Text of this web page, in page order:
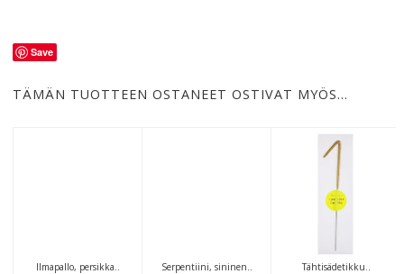
Save
TÄMÄN TUOTTEEN OSTANEET OSTIVAT MYÖS…
Ilmapallo, persikka..
Serpentiini, sininen..
Tähtisädetikku..